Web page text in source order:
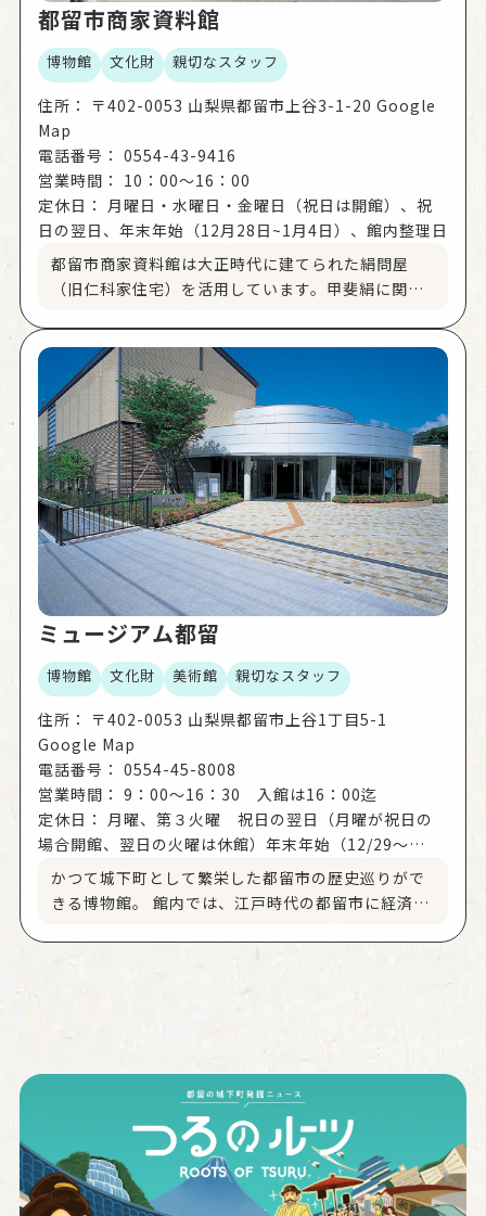
都留市商家資料館
博物館 文化財 親切なスタッフ
住所：
〒402-0053 山梨県都留市上谷3-1-20 Google
Map
電話番号： 0554-43-9416
営業時間： 10：00～16：00
定休日： 月曜日・水曜日・金曜日（祝日は開館）、祝
日の翌日、年末年始（12月28日~1月4日）、館内整理日
都留市商家資料館は大正時代に建てられた絹問屋
（旧仁科家住宅）を活用しています。甲斐絹に関す
す。 今ではあまり見かけなくなった手彫りの組子や
障子の塵返しなど、当時としては珍しいモダンな洋
風の応接間に思わずうっとり。織物商が栄えていた
当時の人々の暮らしぶりを肌で感じることが出来ま
す。
ミュージアム都留
博物館 文化財 美術館 親切なスタッフ
住所：
〒402-0053 山梨県都留市上谷1丁目5-1
Google Map
電話番号： 0554-45-8008
営業時間： 9：00～16：30 入館は16：00迄
定休日： 月曜、第３火曜 祝日の翌日（月曜が祝日の
場合開館、翌日の火曜は休館）年末年始（12/29～
1/3） 特別整理期間（年一回一週間程度）
かつて城下町として繁栄した都留市の歴史巡りがで
きる博物館。 館内では、江戸時代の都留市に経済発